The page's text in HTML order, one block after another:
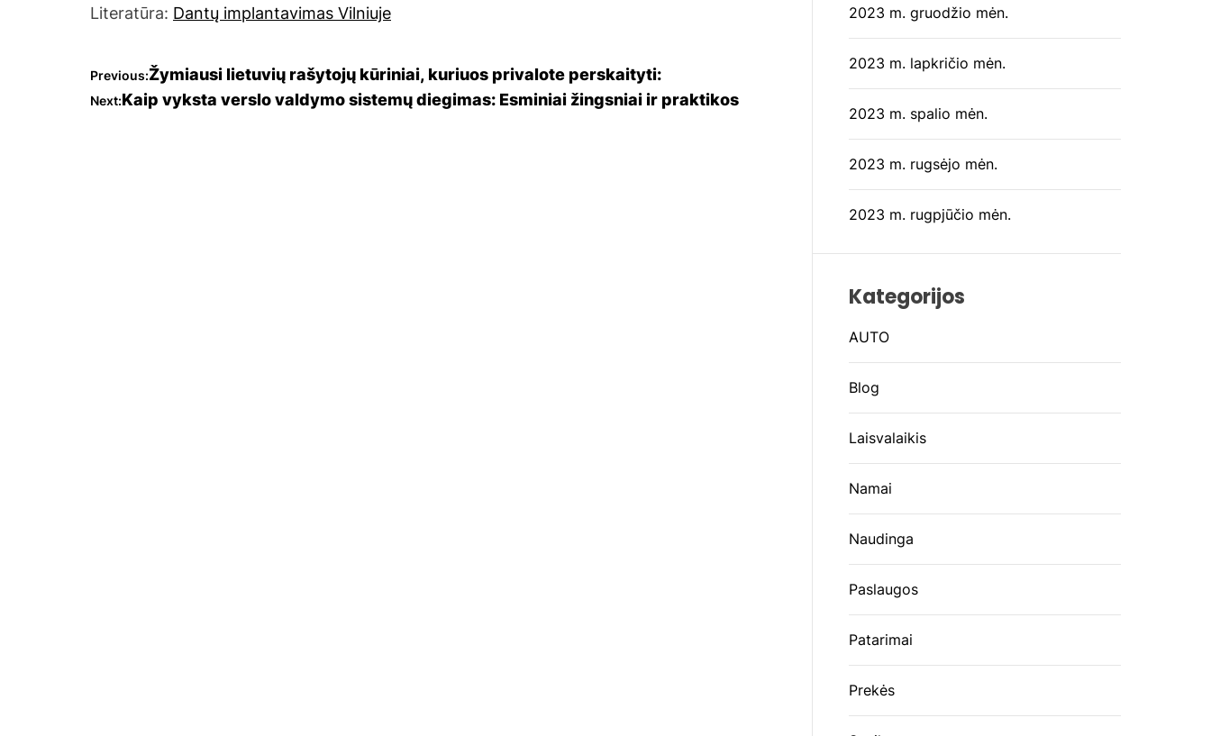
Literatūra: Dantų implantavimas Vilniuje
N
Previous:Žymiausi lietuvių rašytojų kūriniai, kuriuos privalote perskaityti:
Next:Kaip vyksta verslo valdymo sistemų diegimas: Esminiai žingsniai ir praktikos
2023 m. gruodžio mėn.
2023 m. lapkričio mėn.
2023 m. spalio mėn.
2023 m. rugsėjo mėn.
2023 m. rugpjūčio mėn.
Kategorijos
AUTO
Blog
Laisvalaikis
Namai
Naudinga
Paslaugos
Patarimai
Prekės